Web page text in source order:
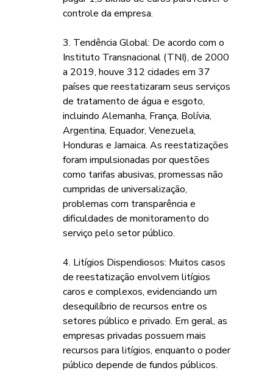
controle da empresa.
3. Tendência Global: De acordo com o
Instituto Transnacional (TNI), de 2000
a 2019, houve 312 cidades em 37
países que reestatizaram seus serviços
de tratamento de água e esgoto,
incluindo Alemanha, França, Bolívia,
Argentina, Equador, Venezuela,
Honduras e Jamaica. As reestatizações
foram impulsionadas por questões
como tarifas abusivas, promessas não
cumpridas de universalização,
problemas com transparência e
dificuldades de monitoramento do
serviço pelo setor público.
4. Litígios Dispendiosos: Muitos casos
de reestatização envolvem litígios
caros e complexos, evidenciando um
desequilíbrio de recursos entre os
setores público e privado. Em geral, as
empresas privadas possuem mais
recursos para litígios, enquanto o poder
público depende de fundos públicos.